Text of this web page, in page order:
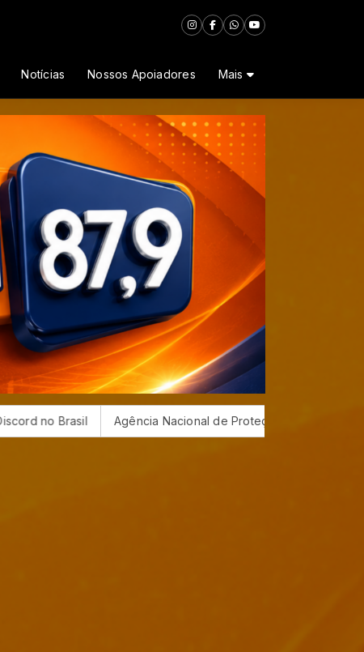
Notícias Nossos Apoiadores Mais
Agência Nacional de Proteção de Dados investiga plataforma